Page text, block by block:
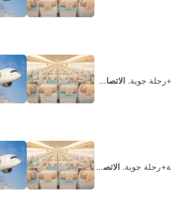
الاتصال الذاتي
الاتصال الذاتي